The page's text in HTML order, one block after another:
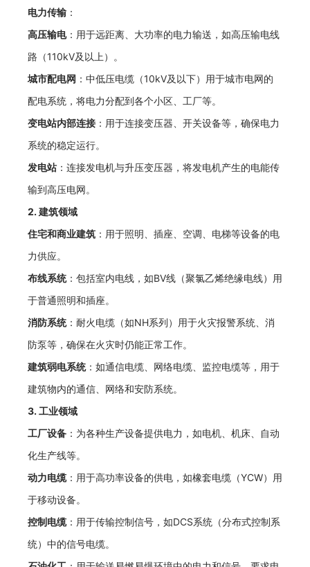
电力传输 ：
高压输电：用于远距离、大功率的电力输送，如高压输电线
路（110kV及以上）。
城市配电网 ：中低压电缆（10kV及以下）用于城市电网的
配电系统，将电力分配到各个小区、工厂等。
变电站内部连接 ：用于连接变压器、开关设备等，确保电力
系统的稳定运行。
发电站 ：连接发电机与升压变压器，将发电机产生的电能传
输到高压电网。
2. 建筑领域
住宅和商业建筑 ：用于照明、插座、空调、电梯等设备的电
力供应。
布线系统：包括室内电线，如BV线（聚氯乙烯绝缘电线）用
于普通照明和插座。
消防系统：耐火电缆（如NH系列）用于火灾报警系统、消
防泵等，确保在火灾时仍能正常工作。
建筑弱电系统：如通信电缆、网络电缆、监控电缆等，用于
建筑物内的通信、网络和安防系统。
3. 工业领域
工厂设备 ：为各种生产设备提供电力，如电机、机床、自动
化生产线等。
动力电缆：用于高功率设备的供电，如橡套电缆（YCW）用
于移动设备。
控制电缆：用于传输控制信号，如DCS系统（分布式控制系
统）中的信号电缆。